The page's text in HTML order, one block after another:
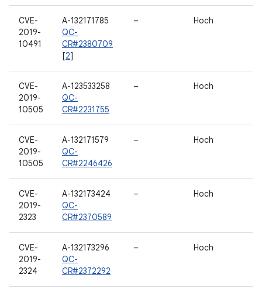
CVE-
2019-
10491
A-132171785
QC-
CR#2380709
[2]
– Hoch
CVE-
2019-
10505
A-123533258
QC-
CR#2231755
– Hoch
CVE-
2019-
10505
A-132171579
QC-
CR#2246426
– Hoch
CVE-
2019-
2323
A-132173424
QC-
CR#2370589
– Hoch
CVE-
2019-
2324
A-132173296
QC-
CR#2372292
– Hoch